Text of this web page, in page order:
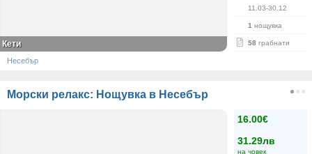
11.03-30.12
1 нощувка
58 грабнати
Кети
Несебър
Морски релакс: Нощувка в Несебър
16.00€
31.29лв
на човек